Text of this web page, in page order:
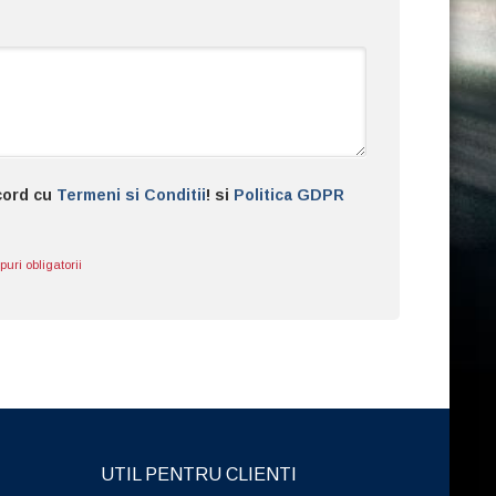
cu Termeni si Conditii! si Politica GDPR
obligatorii
UTIL PENTRU CLIENTI